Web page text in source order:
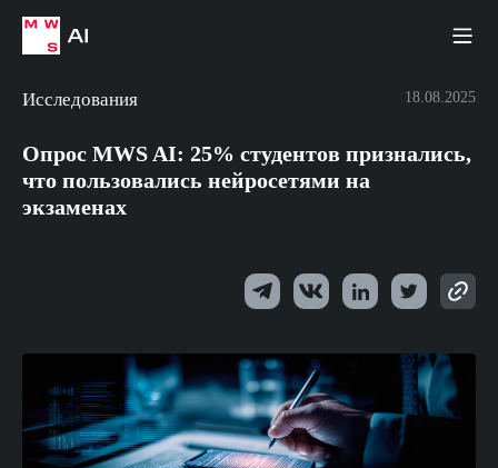
Исследования 18.08.2025
Опрос MWS AI: 25% студентов признались,
что пользовались нейросетями на
экзаменах